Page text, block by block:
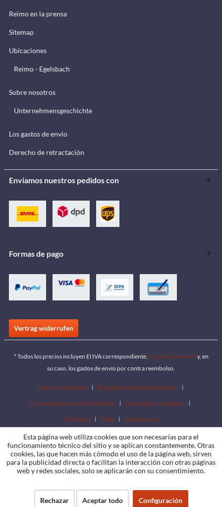
Reimo en la prensa
Sitemap
Ubicaciones
Reimo - Egelsbach
Sobre nosotros
Unternehmensgeschichte
Los gastos de envío
Derecho de retractación
Enviamos nuestros pedidos con
Formas de pago
Vertrag widerrufen
* Todos los precios incluyen El IVA correspondiente, los gastos de envío y, en
su caso, los gastos de envío por contra reembolso.
Área de descarga
Búsqueda de concesionarios
Conviértete en un distribuidor
Descargar catálogos
Contacto
Jobs Ubicaciones
Esta página web utiliza cookies que son necesarias para el
funcionamiento técnico del sitio y se aplican constantemente. Otras
cookies, las que hacen más cómodo el uso de la página web, sirven
para la publicidad directa o facilitan la interacción con otras páginas
web y redes sociales, solo se aplicarán con su consentimiento.
Rechazar Aceptar todo Configuración